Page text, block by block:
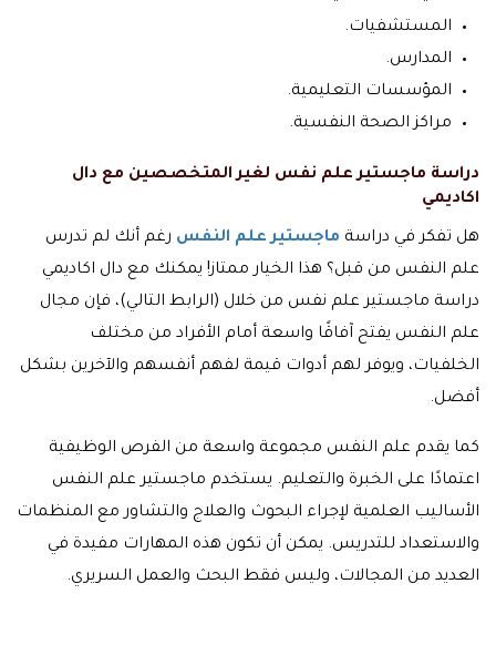
المستشفيات.
المدارس.
المؤسسات التعليمية.
مراكز الصحة النفسية.
دراسة ماجستير علم نفس لغير المتخصصين مع دال
اكاديمي
هل تفكر في دراسة ماجستير علم النفس رغم أنك لم تدرس
علم النفس من قبل؟ هذا الخيار ممتاز! يمكنك مع دال اكاديمي
دراسة ماجستير علم نفس من خلال (الرابط التالي)، فإن مجال
علم النفس يفتح آفاقًا واسعة أمام الأفراد من مختلف
الخلفيات، ويوفر لهم أدوات قيمة لفهم أنفسهم والآخرين بشكل
أفضل.
كما يقدم علم النفس مجموعة واسعة من الفرص الوظيفية
اعتمادًا على الخبرة والتعليم. يستخدم ماجستير علم النفس
الأساليب العلمية لإجراء البحوث والعلاج والتشاور مع المنظمات
والاستعداد للتدريس. يمكن أن تكون هذه المهارات مفيدة في
العديد من المجالات، وليس فقط البحث والعمل السريري.